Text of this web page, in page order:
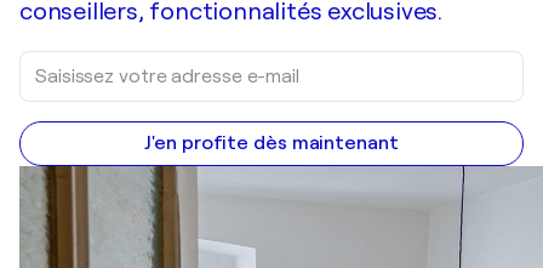
conseillers, fonctionnalités exclusives.
J'en profite dès maintenant